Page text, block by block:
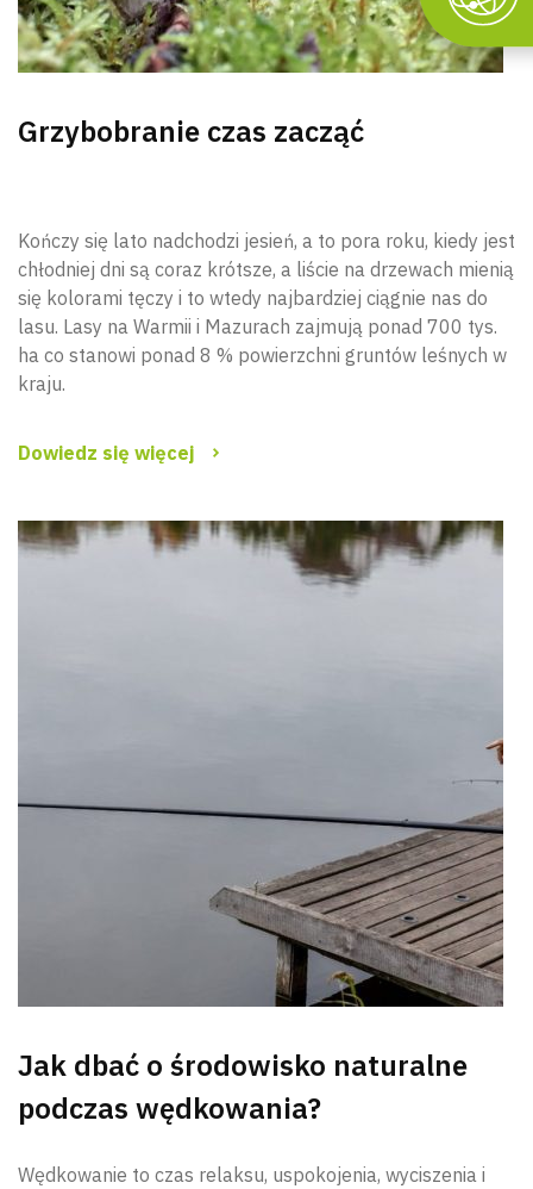
Grzybobranie czas zacząć
Kończy się lato nadchodzi jesień, a to pora roku, kiedy jest
chłodniej dni są coraz krótsze, a liście na drzewach mienią
się kolorami tęczy i to wtedy najbardziej ciągnie nas do
lasu. Lasy na Warmii i Mazurach zajmują ponad 700 tys.
ha co stanowi ponad 8 % powierzchni gruntów leśnych w
kraju.
Dowiedz się więcej
Jak dbać o środowisko naturalne
podczas wędkowania?
Wędkowanie to czas relaksu, uspokojenia, wyciszenia i